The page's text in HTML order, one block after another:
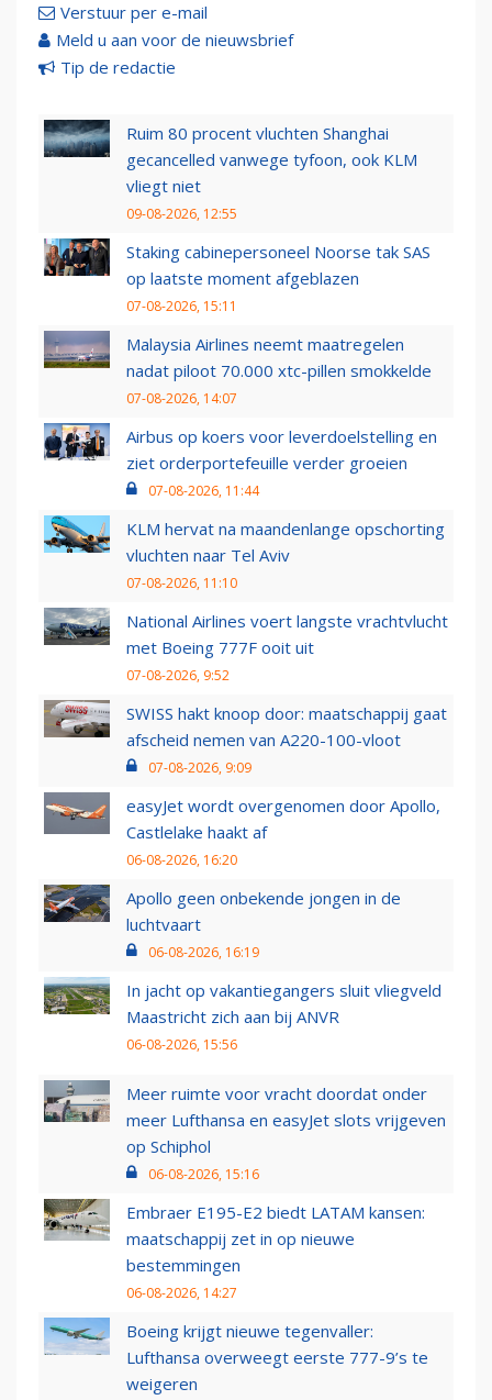
Verstuur per e-mail
Meld u aan voor de nieuwsbrief
Tip de redactie
Ruim 80 procent vluchten Shanghai
gecancelled vanwege tyfoon, ook KLM
vliegt niet
09-08-2026, 12:55
Staking cabinepersoneel Noorse tak SAS
op laatste moment afgeblazen
07-08-2026, 15:11
Malaysia Airlines neemt maatregelen
nadat piloot 70.000 xtc-pillen smokkelde
07-08-2026, 14:07
Airbus op koers voor leverdoelstelling en
ziet orderportefeuille verder groeien
07-08-2026, 11:44
KLM hervat na maandenlange opschorting
vluchten naar Tel Aviv
07-08-2026, 11:10
National Airlines voert langste vrachtvlucht
met Boeing 777F ooit uit
07-08-2026, 9:52
SWISS hakt knoop door: maatschappij gaat
afscheid nemen van A220-100-vloot
07-08-2026, 9:09
easyJet wordt overgenomen door Apollo,
Castlelake haakt af
06-08-2026, 16:20
Apollo geen onbekende jongen in de
luchtvaart
06-08-2026, 16:19
In jacht op vakantiegangers sluit vliegveld
Maastricht zich aan bij ANVR
06-08-2026, 15:56
Meer ruimte voor vracht doordat onder
meer Lufthansa en easyJet slots vrijgeven
op Schiphol
06-08-2026, 15:16
Embraer E195-E2 biedt LATAM kansen:
maatschappij zet in op nieuwe
bestemmingen
06-08-2026, 14:27
Boeing krijgt nieuwe tegenvaller:
Lufthansa overweegt eerste 777-9’s te
weigeren